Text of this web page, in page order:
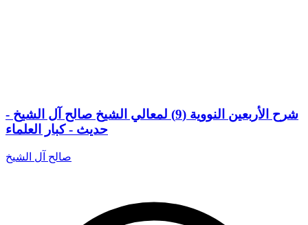
شرح الأربعين النووية (9) لمعالي الشيخ صالح آل الشيخ -
حديث - كبار العلماء
صالح آل الشيخ